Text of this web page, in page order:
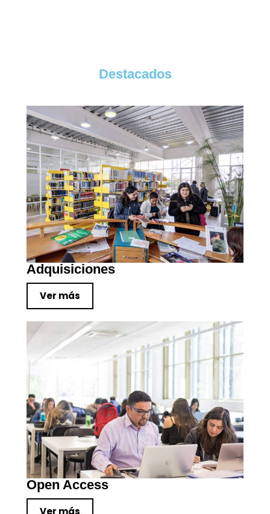
Destacados
Adquisiciones
Ver más
Open Access
Ver más